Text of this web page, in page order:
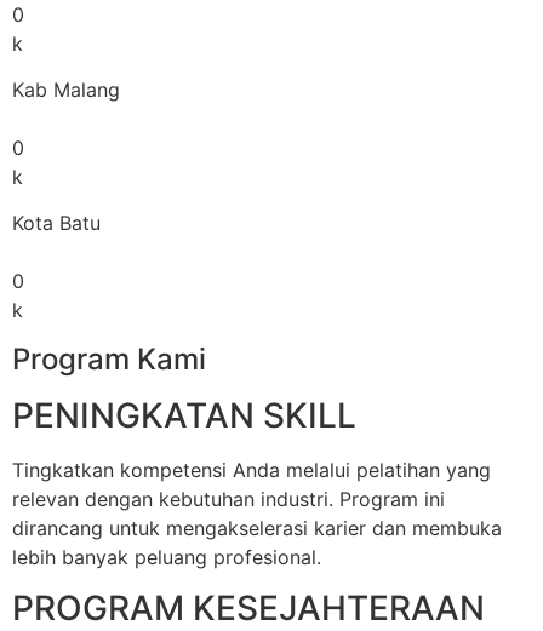
0
k
Kab Malang
0
k
Kota Batu
0
k
Program Kami
PENINGKATAN SKILL
Tingkatkan kompetensi Anda melalui pelatihan yang
relevan dengan kebutuhan industri. Program ini
dirancang untuk mengakselerasi karier dan membuka
lebih banyak peluang profesional.
PROGRAM KESEJAHTERAAN